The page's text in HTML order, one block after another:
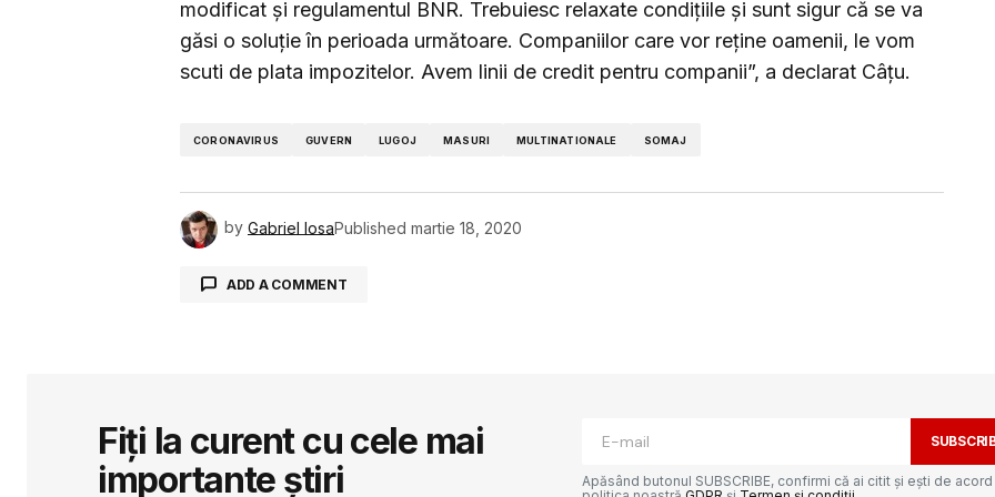
modificat şi regulamentul BNR. Trebuiesc relaxate condiţiile şi sunt sigur că se va
găsi o soluţie în perioada următoare. Companiilor care vor reţine oamenii, le vom
scuti de plata impozitelor. Avem linii de credit pentru companii”, a declarat Câțu.
CORONAVIRUS GUVERN LUGOJ MASURI MULTINATIONALE SOMAJ
by Gabriel IosaPublished martie 18, 2020
ADD A COMMENT
Comment*
Fiți la curent cu cele mai
importante știri
Apăsând butonul SUBSCRIBE, confirmi că ai citit și ești de acord